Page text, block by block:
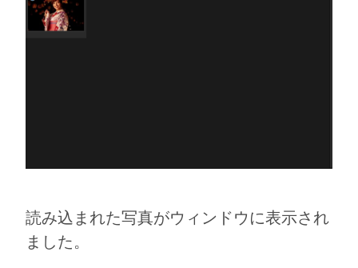
読み込まれた写真がウィンドウに表示され
ました。